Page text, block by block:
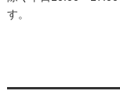
す。